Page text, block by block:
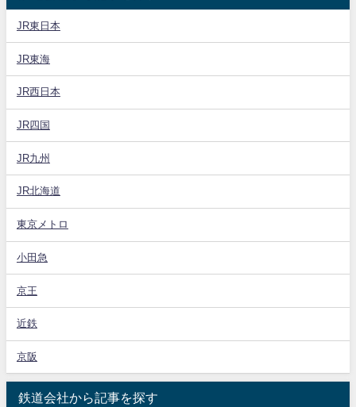
JR東日本
JR東海
JR西日本
JR四国
JR九州
JR北海道
東京メトロ
小田急
京王
近鉄
京阪
鉄道会社から記事を探す